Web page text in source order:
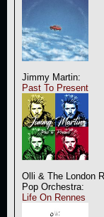
Jimmy Martin:
Past To Present
Olli & The London
Pop Orchestra:
Life On Rennes